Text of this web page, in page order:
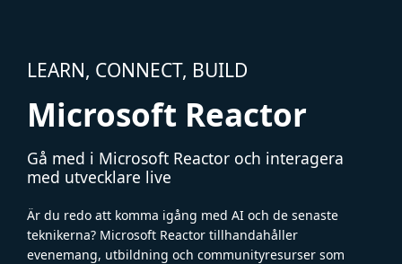
LEARN, CONNECT, BUILD
Microsoft Reactor
Gå med i Microsoft Reactor och interagera
med utvecklare live
Är du redo att komma igång med AI och de senaste
teknikerna? Microsoft Reactor tillhandahåller
evenemang, utbildning och communityresurser som